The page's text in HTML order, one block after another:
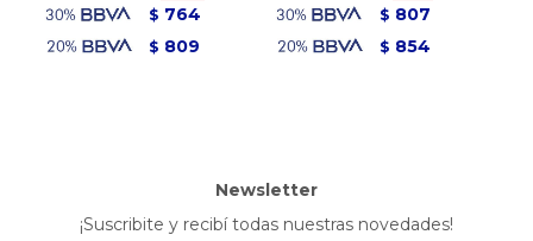
$ 764
$ 809
$ 807
$ 854
Newsletter
¡Suscribite y recibí todas nuestras novedades!